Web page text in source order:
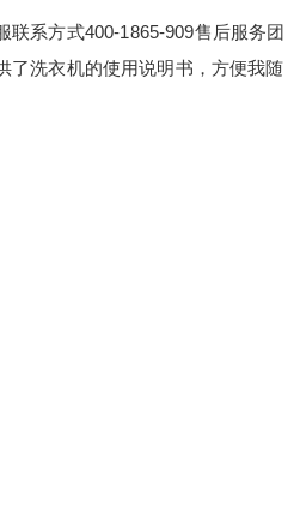
联系方式400-1865-909售后服务团
了洗衣机的使用说明书，方便我随